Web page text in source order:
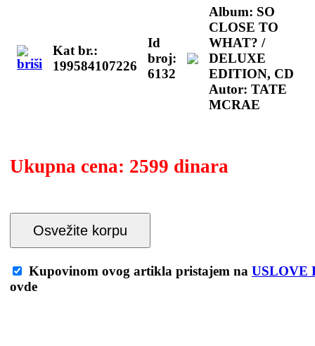
Kat br.:
199584107226
Id
broj:
6132
Album: SO
CLOSE TO
WHAT? /
DELUXE
EDITION, CD
Autor: TATE
MCRAE
Ukupna cena: 2599 dinara
Osvežite korpu
Kupovinom ovog artikla pristajem na USLOVE
ovde